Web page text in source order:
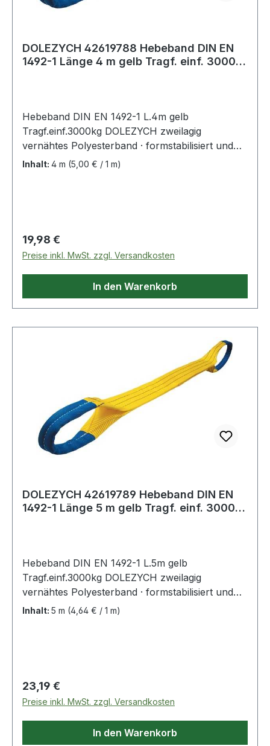
DOLEZYCH 42619788 Hebeband DIN EN
1492-1 Länge 4 m gelb Tragf. einf. 3000
Hebeband DIN EN 1492-1 L.4m gelb
Tragf.einf.3000kg DOLEZYCH zweilagig
vernähtes Polyesterband · formstabilisiert und
imprägniert · Sicherheitsfaktor 7:1 ·
Eigenschaften: · Schlaufenlänge: 350mm ·
Ausführung: zweilagig · prüfpflichtig: ja
Inhalt: 4 m (5,00 € / 1 m)
Regulärer Preis:
19,98 €
Preise inkl. MwSt. zzgl. Versandkosten
In den Warenkorb
DOLEZYCH 42619789 Hebeband DIN EN
1492-1 Länge 5 m gelb Tragf. einf. 3000
Hebeband DIN EN 1492-1 L.5m gelb
Tragf.einf.3000kg DOLEZYCH zweilagig
vernähtes Polyesterband · formstabilisiert und
imprägniert · Sicherheitsfaktor 7:1 ·
Eigenschaften: · Schlaufenlänge: 350mm ·
Ausführung: zweilagig · prüfpflichtig: ja
Inhalt: 5 m (4,64 € / 1 m)
Regulärer Preis:
23,19 €
Preise inkl. MwSt. zzgl. Versandkosten
In den Warenkorb